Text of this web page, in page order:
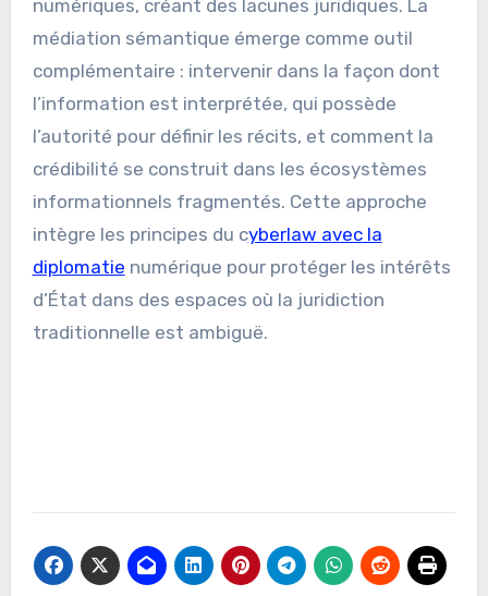
numériques, créant des lacunes juridiques. La
médiation sémantique émerge comme outil
complémentaire : intervenir dans la façon dont
l’information est interprétée, qui possède
l’autorité pour définir les récits, et comment la
crédibilité se construit dans les écosystèmes
informationnels fragmentés. Cette approche
intègre les principes du cyberlaw avec la
diplomatie numérique pour protéger les intérêts
d’État dans des espaces où la juridiction
traditionnelle est ambiguë.